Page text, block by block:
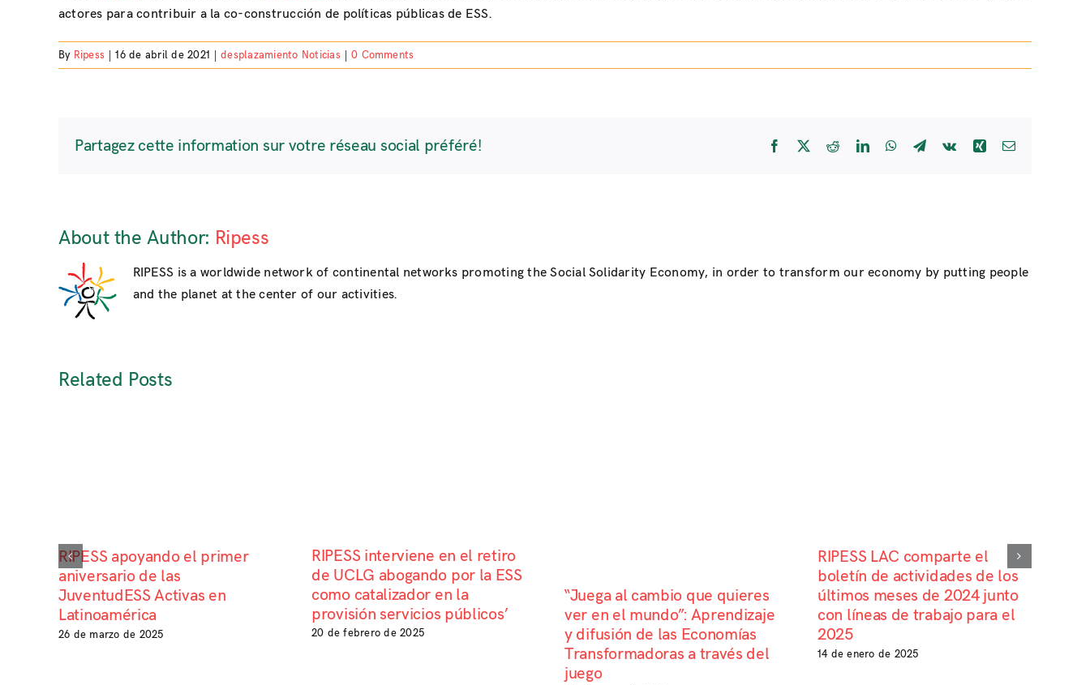
actores para contribuir a la co-construcción de políticas públicas de ESS.
By Ripess 16 de abril de 2021 desplazamiento Noticias 0 Comments
Partagez cette information sur votre réseau social préféré! Facebook RedditLinkedInWhatsApp
Telegram
Vk Xing Email
About the Author: Ripess
RIPESS is a worldwide network of continental networks promoting the Social Solidarity Economy, in order to transform our economy by putting people
and the planet at the center of our activities.
Related Posts
RIPESS apoyando el primer
aniversario de las
JuventudESS Activas en
Latinoamérica
26 de marzo de 2025
RIPESS interviene en el retiro
de UCLG abogando por la ESS
como catalizador en la
provisión servicios públicos’
20 de febrero de 2025
“Juega al cambio que quieres
ver en el mundo”: Aprendizaje
y difusión de las Economías
Transformadoras a través del
juego
RIPESS LAC comparte el
boletín de actividades de los
últimos meses de 2024 junto
con líneas de trabajo para el
2025
14 de enero de 2025